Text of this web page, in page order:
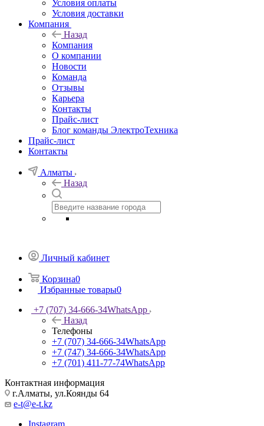
Условия оплаты
Условия доставки
Компания
Назад
Компания
О компании
Новости
Команда
Отзывы
Карьера
Контакты
Прайс-лист
Блог команды ЭлектроТехника
Прайс-лист
Контакты
Алматы
Назад
Личный кабинет
Корзина0
Избранные товары0
+7 (707) 34-666-34WhatsApp
Назад
Телефоны
+7 (707) 34-666-34WhatsApp
+7 (747) 34-666-34WhatsApp
+7 (701) 411-77-74WhatsApp
Контактная информация
г.Алматы, ул.Коянды 64
e-t@e-t.kz
Instagram